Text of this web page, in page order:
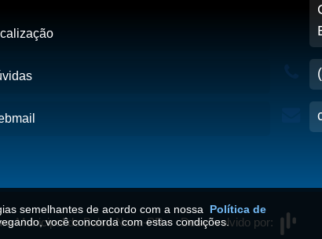
Municipal de Balsa Nova-PR • Desenvolvido por:
semelhantes de acordo com a nossa Política de
você concorda com estas condições.